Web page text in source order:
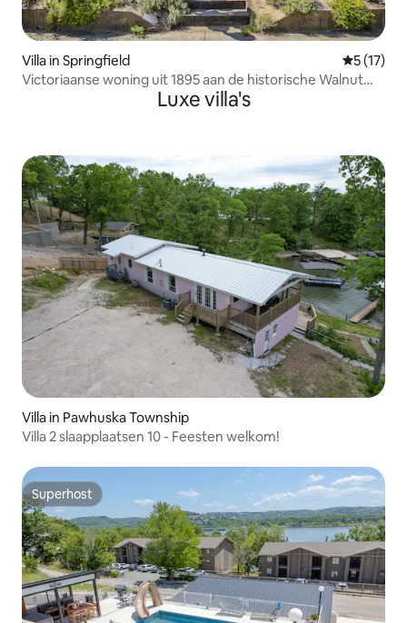
Villa in Springfield
5 (17)
Victoriaanse woning uit 1895 aan de historische Walnut
Luxe villa's
Villa in Pawhuska Township
Villa 2 slaapplaatsen 10 - Feesten welkom!
Superhost
Superhost